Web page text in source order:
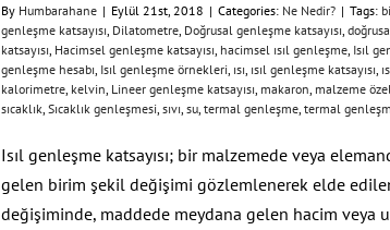
By Humbarahane | Eylül 21st, 2018 | Categories: Ne Nedir? | Tags:
genleşme katsayısı Dilatometre Doğrusal genleşme katsayısı
katsayısı Hacimsel genleşme katsayısı hacimsel ısıl genleşme Isıl
genleşme hesabı Isıl genleşme örnekleri ısı ısıl genleşme katsayısı
kalorimetre kelvin Lineer genleşme katsayısı makaron malzeme
sıcaklık Sıcaklık genleşmesi sıvı su termal genleşme termal
Isıl genleşme katsayısı; bir malzemede veya
gelen birim şekil değişimi gözlemlenerek elde edilen
değişiminde, maddede meydana gelen hacim